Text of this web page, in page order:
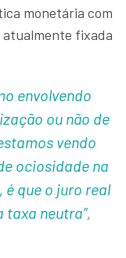
monetária com
atualmente fixada
envolvendo
ou não de
vendo
ociosidade na
é que o juro real
neutra”,